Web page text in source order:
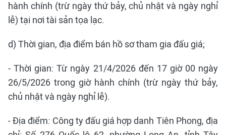
hành chính (trừ ngày thứ bảy, chủ nhật và ngày nghỉ
lễ) tại nơi tài sản tọa lạc.
d) Thời gian, địa điểm bán hồ sơ tham gia đấu giá;
- Thời gian: Từ ngày 21/4/2026 đến 17 giờ 00 ngày
26/5/2026 trong giờ hành chính (trừ ngày thứ bảy,
chủ nhật và ngày nghỉ lễ).
- Địa điểm: Công ty đấu giá hợp danh Tiên Phong, địa